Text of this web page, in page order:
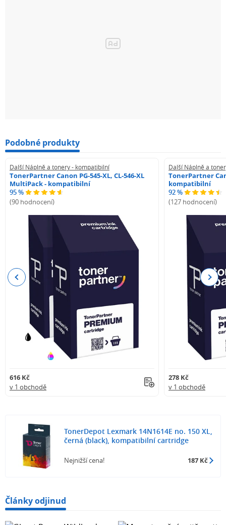
Podobné produkty
Další Náplně a tonery - kompatibilní
TonerPartner Canon PG-545-XL, CL-546-XL
MultiPack - kompatibilní
95 %
(90 hodnocení)
616 Kč
v 1 obchodě
Další Náplně a
TonerPartner
kompatibilní
92 %
(127 hodnocení)
278 Kč
v 1 obchodě
Previous Next
TonerDepot Lexmark 14N1614E no. 150 XL,
černá (black), kompatibilní cartridge
Nejnižší cena! 187 Kč
Články odjinud